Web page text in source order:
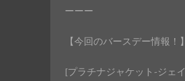
ーーー
【今回のバースデー情報！】
[プラチナジャケット-ジェイ